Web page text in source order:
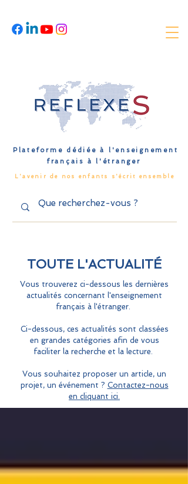
Plateforme dédiée à l'enseignement
français à l'étranger
L'avenir de nos enfants s'écrit ensemble
TOUTE L'ACTUALITÉ
Vous trouverez ci-dessous les dernières
actualités concernant l'enseignement
français à l'étranger.
Ci-dessous, ces actualités sont classées
en grandes catégories afin de vous
faciliter la recherche et la lecture.
Vous souhaitez proposer un article, un
projet, un événement ? Contactez-nous
en cliquant ici.